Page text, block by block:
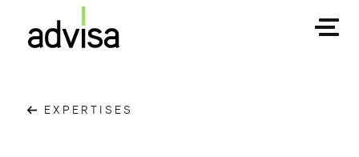
EXPERTISES